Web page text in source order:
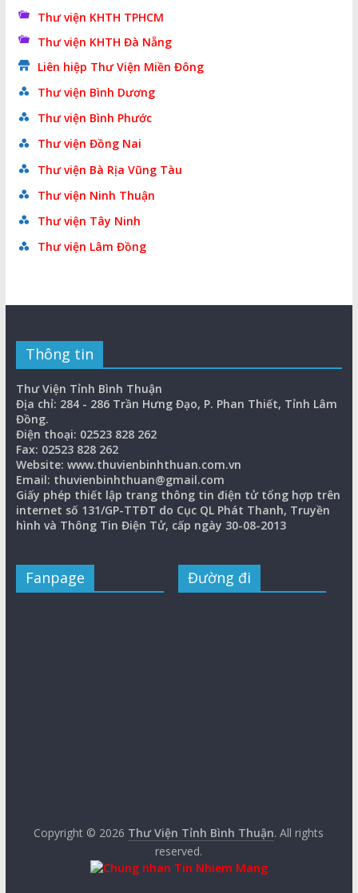
Thư viện KHTH TPHCM
Thư viện KHTH Đà Nẵng
Liên hiệp Thư Viện Miền Đông
Thư viện Bình Dương
Thư viện Bình Phước
Thư viện Đồng Nai
Thư viện Bà Rịa Vũng Tàu
Thư viện Ninh Thuận
Thư viện Tây Ninh
Thư viện Lâm Đồng
Thông tin
Thư Viện Tỉnh Bình Thuận
Địa chỉ: 284 - 286 Trần Hưng Đạo, P. Phan Thiết, Tỉnh Lâm
Đồng.
Điện thoại: 02523 828 262
Fax: 02523 828 262
Website: www.thuvienbinhthuan.com.vn
Email: thuvienbinhthuan@gmail.com
Giấy phép thiết lập trang thông tin điện tử tổng hợp trên
internet số 131/GP-TTĐT do Cục QL Phát Thanh, Truyền
hình và Thông Tin Điện Tử, cấp ngày 30-08-2013
Fanpage Đường đi
Copyright © 2026 Thư Viện Tỉnh Bình Thuận. All rights
reserved.